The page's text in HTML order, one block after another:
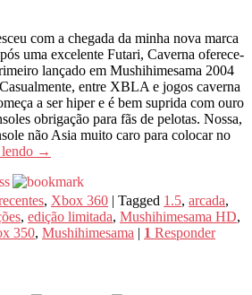
com a chegada da minha nova marca
uma excelente Futari, Caverna oferece-
lançado em Mushihimesama 2004
entre XBLA e jogos caverna
a ser hiper e é bem suprida com ouro
obrigação para fãs de pelotas. Nossa,
não Asia muito caro para colocar no
→
, Xbox 360 | Tagged 1.5, arcada,
, edição limitada, Mushihimesama HD,
350, Mushihimesama | 1 Responder